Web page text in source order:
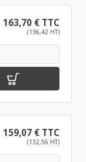
163,70 € TTC
(136,42 HT)
159,07 € TTC
(132,56 HT)